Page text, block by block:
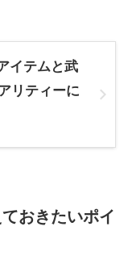
イテムと武
リティーに
おきたいポイ